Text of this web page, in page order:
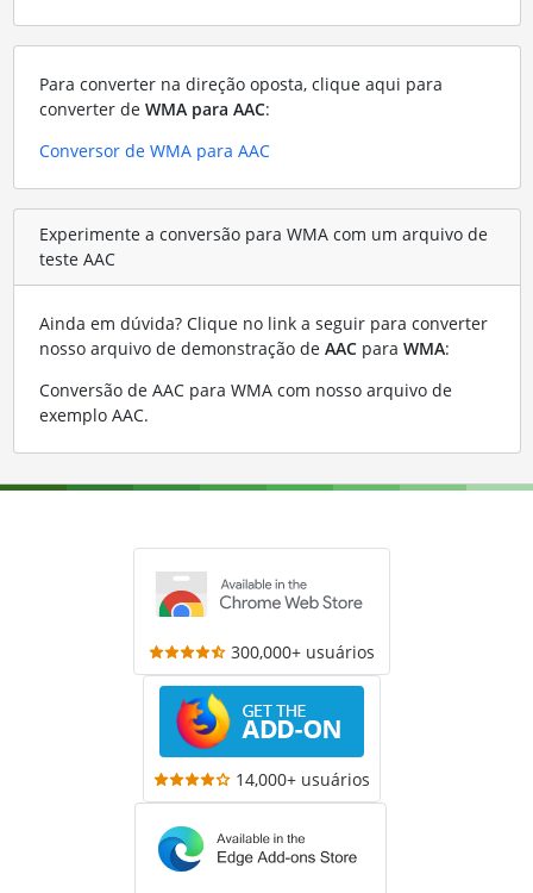
Para converter na direção oposta, clique aqui para
converter de WMA para AAC:
Conversor de WMA para AAC
Experimente a conversão para WMA com um arquivo de
teste AAC
Ainda em dúvida? Clique no link a seguir para converter
nosso arquivo de demonstração de AACpara WMA:
Conversão de AAC para WMA com nosso arquivo de
exemplo AAC.
300,000+ usuários
14,000+ usuários